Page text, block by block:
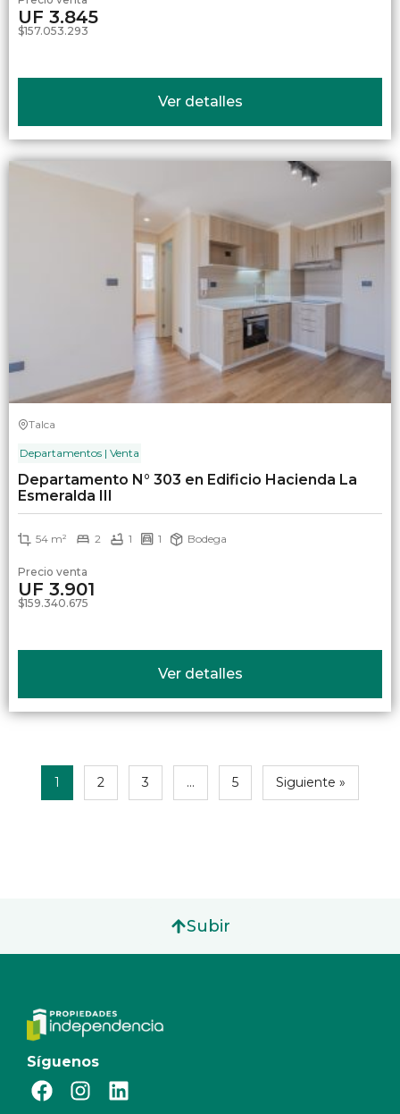
UF 3.845
$157.053.293
Ver detalles
Talca
Departamentos | Venta
Departamento N° 303 en Edificio Hacienda La
Esmeralda III
54 m² 2 1 1 Bodega
Precio venta
UF 3.901
$159.340.675
Ver detalles
1 2 3 … 5 Siguiente »
Subir
Síguenos